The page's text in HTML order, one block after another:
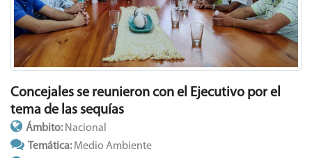
Concejales se reunieron con el Ejecutivo por el
tema de las sequías
Ámbito:Nacional
Temática:Medio Ambiente